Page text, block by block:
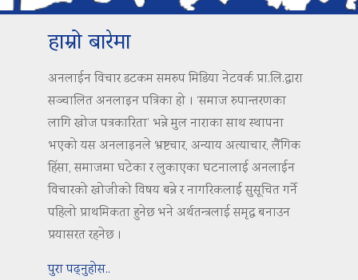
हाम्रो बारेमा
अनलाईन विचार डटकम समरुप मिडिया नेटवर्क प्रा.लि.द्वारा
सञ्चालित अनलाइन पत्रिका हो । ‘समाज रुपान्तरणका
लागि खोज पत्रकारिता’ भन्ने मुल नाराका साथ स्थापना
भएको यस अनलाइनले भ्रष्टचार, अन्याय अत्याचार, लैंगिक
हिंसा, समाजमा घटेका र लुकाएका घटनालाई अनलाईन
विचारको खोजीको विषय बन्ने र नागरिकलाई सुसूचित गर्ने
पहिलो प्राथमिकता हुनेछ भने अर्थतन्त्रलाई समृद्ध बनाउन
प्रयासरत रहनेछ ।
पुरा पढ्नुहोस..